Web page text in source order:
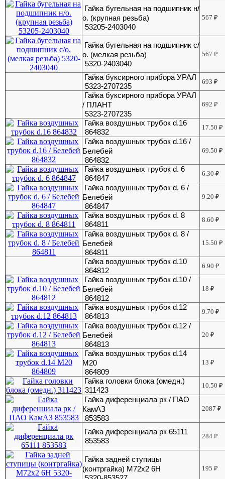
Гайка бугельная на подшипник н/
о. (крупная резьба)
53205-2403040
567₽
Гайка бугельная на подшипник с/
о. (мелкая резьба)
5320-2403040
567₽
Гайка буксирного прибора УРАЛ
5323-2707235
693₽
Гайка буксирного прибора УРАЛ
/ ПЛАНТ
5323-2707235
692₽
Гайка воздушных трубок d.16
864832
17.50₽
Гайка воздушных трубок d.16 /
Белебей
864832
69.50₽
Гайка воздушных трубок d. 6
864847
6.30₽
Гайка воздушных трубок d. 6 /
Белебей
864847
9.20₽
Гайка воздушных трубок d. 8
864811
8.60₽
Гайка воздушных трубок d. 8 /
Белебей
864811
15.50₽
Гайка воздушных трубок d.10
864812
6.90₽
Гайка воздушных трубок d.10 /
Белебей
864812
18₽
Гайка воздушных трубок d.12
864813
9.70₽
Гайка воздушных трубок d.12 /
Белебей
864813
20₽
Гайка воздушных трубок d.14
М20
864809
13₽
Гайка головки блока (омедн.)
311423
10.50₽
Гайка диференциала рк / ПАО
КамАЗ
853583
2087₽
Гайка диференциала рк 65111
853583
284₽
Гайка задней ступицы
(контргайка) М72х2 6Н
195₽